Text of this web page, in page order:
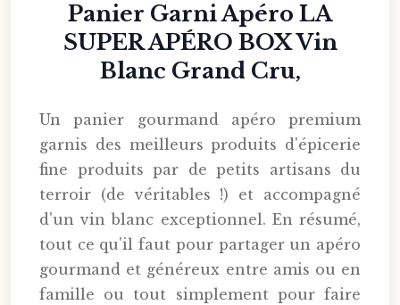
Panier Garni Apéro LA
SUPER APÉRO BOX Vin
Blanc Grand Cru,
Un panier gourmand apéro premium
garnis des meilleurs produits d'épicerie
fine produits par de petits artisans du
terroir (de véritables !) et accompagné
d'un vin blanc exceptionnel. En résumé,
tout ce qu'il faut pour partager un apéro
gourmand et généreux entre amis ou en
famille ou tout simplement pour faire